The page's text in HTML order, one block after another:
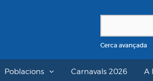
Cerca avançada
Poblacions Carnavals 2026 A